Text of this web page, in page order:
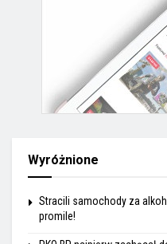
Wyróżnione
Stracili samochody za
promile!